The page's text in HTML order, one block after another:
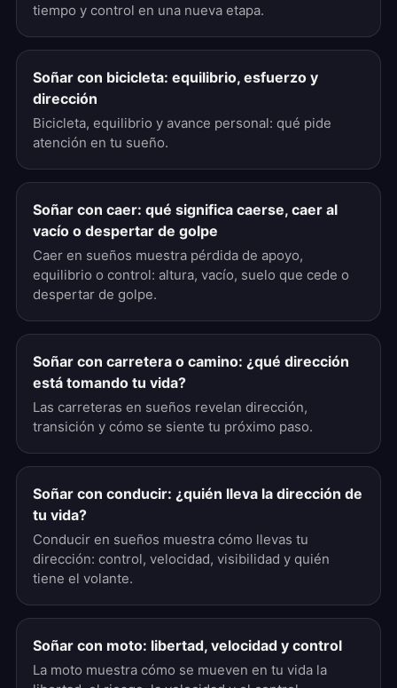
tiempo y control en una nueva etapa.
Soñar con bicicleta: equilibrio, esfuerzo y
dirección
Bicicleta, equilibrio y avance personal: qué pide
atención en tu sueño.
Soñar con caer: qué significa caerse, caer al
vacío o despertar de golpe
Caer en sueños muestra pérdida de apoyo,
equilibrio o control: altura, vacío, suelo que cede o
despertar de golpe.
Soñar con carretera o camino: ¿qué dirección
está tomando tu vida?
Las carreteras en sueños revelan dirección,
transición y cómo se siente tu próximo paso.
Soñar con conducir: ¿quién lleva la dirección de
tu vida?
Conducir en sueños muestra cómo llevas tu
dirección: control, velocidad, visibilidad y quién
tiene el volante.
Soñar con moto: libertad, velocidad y control
La moto muestra cómo se mueven en tu vida la